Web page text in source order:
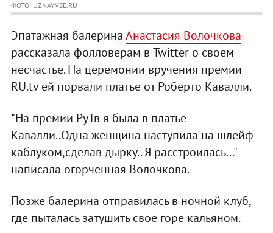
ФОТО: UZNAYVSE.RU
Эпатажная балеринаАнастасия Волочкова
рассказала фолловерам в Twitter о своем
несчастье. На церемонии вручения премии
RU.tv ей порвали платье от Роберто Кавалли.
"На премии РуТв я была в платье
Кавалли..Одна женщина наступила на шлейф
каблуком,сделав дырку.. Я расстроилась..." -
написала огорченная Волочкова.
Позже балерина отправилась в ночной клуб,
где пыталась затушить свое горе кальяном.